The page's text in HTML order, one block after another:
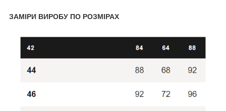
ЗАМІРИ ВИРОБУ ПО РОЗМІРАХ